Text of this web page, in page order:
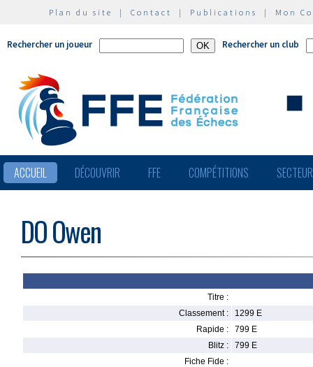
Plan du site | Contact | Publications | Mon
Rechercher un joueur Rechercher un club
ACCUEIL DÉCOUVRIR FFE COMPÉTITIONS
DO Owen
Titre :
Classement :
1299 E
Rapide :
799 E
Blitz :
799 E
Fiche Fide :